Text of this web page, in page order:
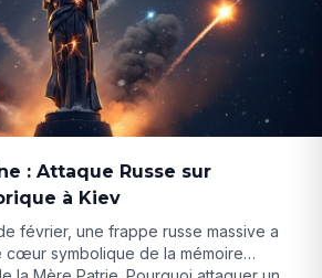
: Attaque Russe sur
à Kiev
février, une frappe russe massive a
cœur symbolique de la mémoire